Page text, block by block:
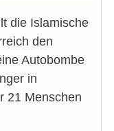
die Islamische
den
Autobombe
in
21 Menschen